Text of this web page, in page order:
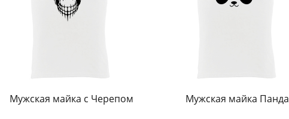
Мужская майка с Черепом Мужская майка Панда